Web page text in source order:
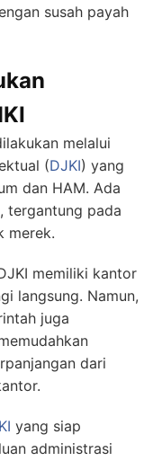
susah payah
melalui
(DJKI) yang
dan HAM. Ada
tergantung pada
merek.
memiliki kantor
langsung. Namun,
juga
dari
yang siap
administrasi